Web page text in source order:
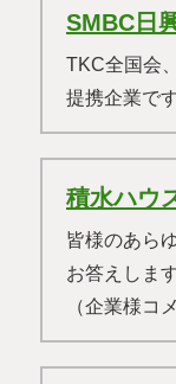
SMBC日
TKC全国会
提携企業です
積水ハウ
皆様のあら
お答えしま
（企業様コ